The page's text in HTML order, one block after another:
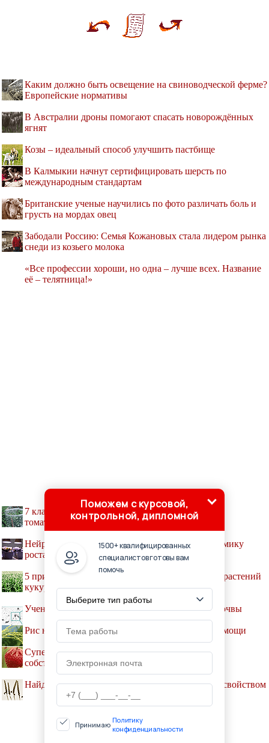
Каким должно быть освещение на свиноводческой ферме?
Европейские нормативы
В Австралии дроны помогают спасать новорождённых
ягнят
Козы – идеальный способ улучшить пастбище
В Калмыкии начнут сертифицировать шерсть по
международным стандартам
Британские ученые научились по фото различать боль и
грусть на мордах овец
Забодали Россию: Семья Кожановых стала лидером рынка
снеди из козьего молока
«Все профессии хороши, но одна – лучше всех. Название
её – телятница!»
7 классных советов для выращивания томатов –
томатодизайн на вашем участке!
Нейронные сети научились предсказывать динамику
роста растений
5 признаков недостатка питательных веществ у растений
кукурузы
Ученые построили единую цифровую модель почвы
Рис научили клонироваться без посторонней помощи
Супермаркет в Бельгии выращивает овощи на
собственной крыше
Найдены гибриды пшеницы и пырея с ценным свойством
Поможем с курсовой,
контрольной, дипломной
1500+ квалифицированных
специалистов готовы вам
помочь
Принимаю Политику
конфиденциальности